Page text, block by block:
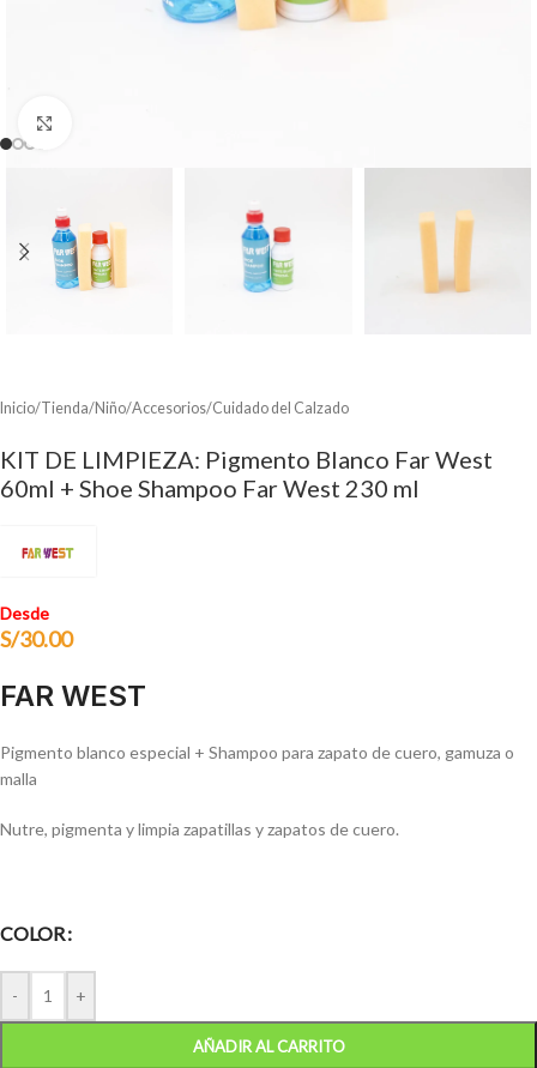
Inicio/Tienda/Niño/Accesorios/Cuidado del Calzado
KIT DE LIMPIEZA: Pigmento Blanco Far West
60ml + Shoe Shampoo Far West 230 ml
Desde
S/30.00
FAR WEST
Pigmento blanco especial + Shampoo para zapato de cuero, gamuza o
malla
Nutre, pigmenta y limpia zapatillas y zapatos de cuero.
COLOR
- +
AÑADIR AL CARRITO